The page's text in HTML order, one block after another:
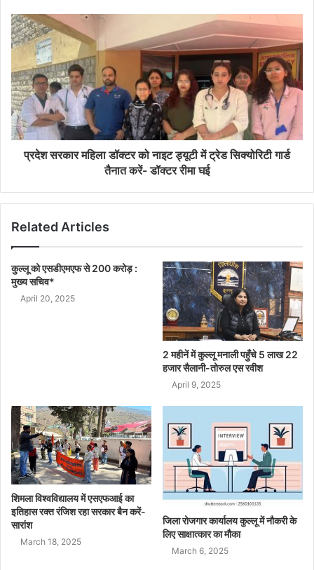
प्रदेश सरकार महिला डॉक्टर को नाइट ड्यूटी में ट्रेड सिक्योरिटी गार्ड
तैनात करें- डॉक्टर रीमा घई
Related Articles
कुल्लू को एसडीएमएफ से 200 करोड़ :
मुख्य सचिव*
April 20, 2025
2 महीनें में कुल्लू मनाली पहुँचे 5 लाख 22
हजार सैलानी-तोरुल एस रवीश
April 9, 2025
शिमला विश्वविद्यालय में एसएफआई का
इतिहास रक्त रंजिश रहा सरकार बैन करें-
सारांश
March 18, 2025
जिला रोजगार कार्यालय कुल्लू में नौकरी के
लिए साक्षात्कार का मौका
March 6, 2025